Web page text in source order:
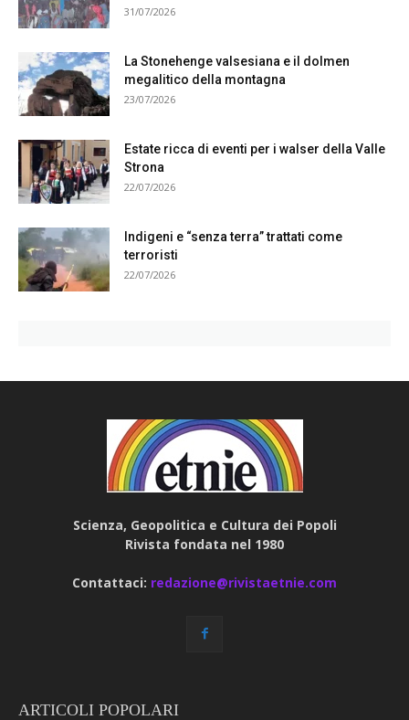
31/07/2026
La Stonehenge valsesiana e il dolmen
megalitico della montagna
23/07/2026
Estate ricca di eventi per i walser della Valle
Strona
22/07/2026
Indigeni e “senza terra” trattati come
terroristi
22/07/2026
Scienza, Geopolitica e Cultura dei Popoli
Rivista fondata nel 1980
Contattaci: redazione@rivistaetnie.com
ARTICOLI POPOLARI